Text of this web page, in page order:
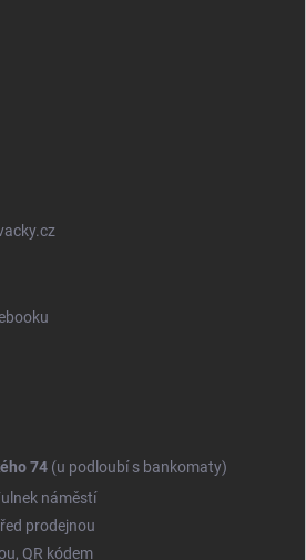
74 (u podloubí s bankomaty)
náměstí
prodejnou
QR kódem